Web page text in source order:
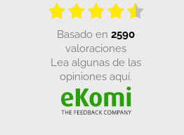
basado en 2590
valoraciones
Lea algunas de las
opiniones aquí.